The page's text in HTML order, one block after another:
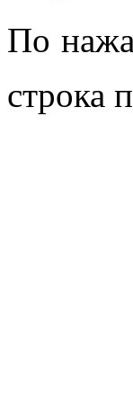
По
строка